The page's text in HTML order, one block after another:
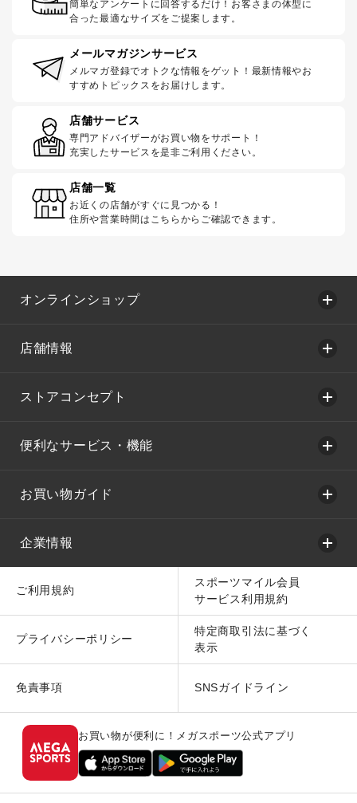
簡単なアンケートに回答するだけ！お客さまの体型に
合った最適なサイズをご提案します。
メールマガジンサービス
メルマガ登録でオトクな情報をゲット！最新情報やお
すすめトピックスをお届けします。
店舗サービス
専門アドバイザーがお買い物をサポート！
充実したサービスを是非ご利用ください。
店舗一覧
お近くの店舗がすぐに見つかる！
住所や営業時間はこちらからご確認できます。
オンラインショップ
店舗情報
ストアコンセプト
便利なサービス・機能
お買い物ガイド
企業情報
ご利用規約
スポーツマイル会員
サービス利用規約
プライバシーポリシー
特定商取引法に基づく
表示
免責事項 SNSガイドライン
お買い物が便利に！メガスポーツ公式アプリ